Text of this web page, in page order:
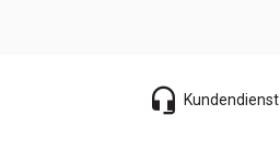
Kundendienst